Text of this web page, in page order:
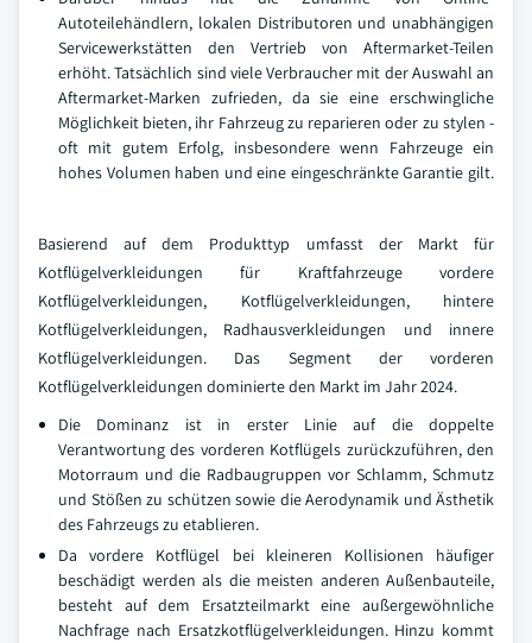
Autoteilehändlern, lokalen Distributoren und unabhängigen
Servicewerkstätten den Vertrieb von Aftermarket-Teilen
erhöht. Tatsächlich sind viele Verbraucher mit der Auswahl an
Aftermarket-Marken zufrieden, da sie eine erschwingliche
Möglichkeit bieten, ihr Fahrzeug zu reparieren oder zu stylen -
oft mit gutem Erfolg, insbesondere wenn Fahrzeuge ein
hohes Volumen haben und eine eingeschränkte Garantie gilt.
Basierend auf dem Produkttyp umfasst der Markt für
Kotflügelverkleidungen für Kraftfahrzeuge vordere
Kotflügelverkleidungen, Kotflügelverkleidungen, hintere
Kotflügelverkleidungen, Radhausverkleidungen und innere
Kotflügelverkleidungen. Das Segment der vorderen
Kotflügelverkleidungen dominierte den Markt im Jahr 2024.
Die Dominanz ist in erster Linie auf die doppelte
Verantwortung des vorderen Kotflügels zurückzuführen, den
Motorraum und die Radbaugruppen vor Schlamm, Schmutz
und Stößen zu schützen sowie die Aerodynamik und Ästhetik
des Fahrzeugs zu etablieren.
Da vordere Kotflügel bei kleineren Kollisionen häufiger
beschädigt werden als die meisten anderen Außenbauteile,
besteht auf dem Ersatzteilmarkt eine außergewöhnliche
Nachfrage nach Ersatzkotflügelverkleidungen. Hinzu kommt